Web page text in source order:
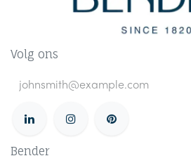
Volg ons
Bender